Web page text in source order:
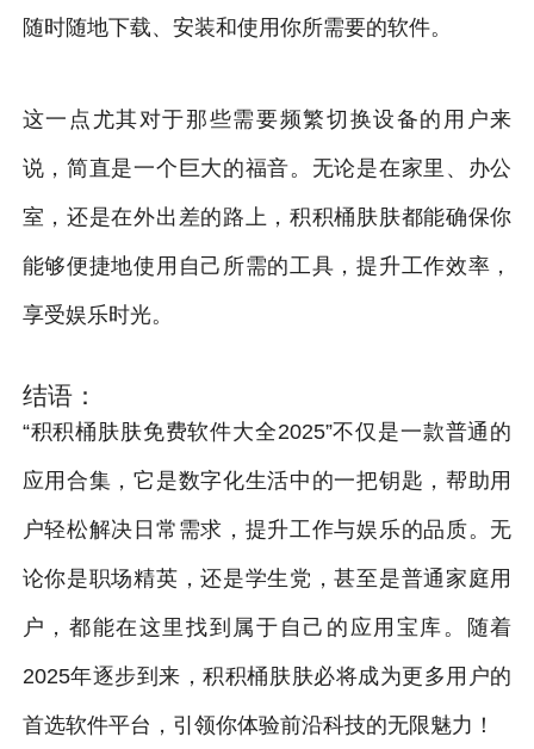
随时随地下载、安装和使用你所需要的软件。
这一点尤其对于那些需要频繁切换设备的用户来
说，简直是一个巨大的福音。无论是在家里、办公
室，还是在外出差的路上，积积桶肤肤都能确保你
能够便捷地使用自己所需的工具，提升工作效率，
享受娱乐时光。
结语：
“积积桶肤肤免费软件大全2025”不仅是一款普通的
应用合集，它是数字化生活中的一把钥匙，帮助用
户轻松解决日常需求，提升工作与娱乐的品质。无
论你是职场精英，还是学生党，甚至是普通家庭用
户，都能在这里找到属于自己的应用宝库。随着
2025年逐步到来，积积桶肤肤必将成为更多用户的
首选软件平台，引领你体验前沿科技的无限魅力！